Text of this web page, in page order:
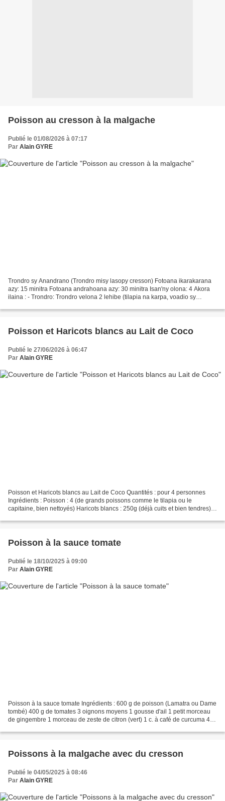
Poisson au cresson à la malgache
Publié le 01/08/2026 à 07:17
Par Alain GYRE
Trondro sy Anandrano (Trondro misy lasopy cresson) Fotoana ikarakarana
azy: 15 minitra Fotoana andrahoana azy: 30 minitra Isan'ny olona: 4 Akora
ilaina : - Trondro: Trondro velona 2 lehibe (tilapia na karpa, voadio sy
Poisson et Haricots blancs au Lait de Coco
Publié le 27/06/2026 à 06:47
Par Alain GYRE
Poisson et Haricots blancs au Lait de Coco Quantités : pour 4 personnes
Ingrédients : Poisson : 4 (de grands poissons comme le tilapia ou le
capitaine, bien nettoyés) Haricots blancs : 250g (déjà cuits et bien tendres)
Poisson à la sauce tomate
Publié le 18/10/2025 à 09:00
Par Alain GYRE
Poisson à la sauce tomate Ingrédients : 600 g de poisson (Lamatra ou Dame
tombé) 400 g de tomates 3 oignons moyens 1 gousse d'ail 1 petit morceau
de gingembre 1 morceau de zeste de citron (vert) 1 c. à café de curcuma 4 c.
Poissons à la malgache avec du cresson
Publié le 04/05/2025 à 08:46
Par Alain GYRE